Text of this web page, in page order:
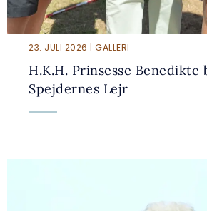
23. JULI 2026 | GALLERI
H.K.H. Prinsesse Benedikte
Spejdernes Lejr